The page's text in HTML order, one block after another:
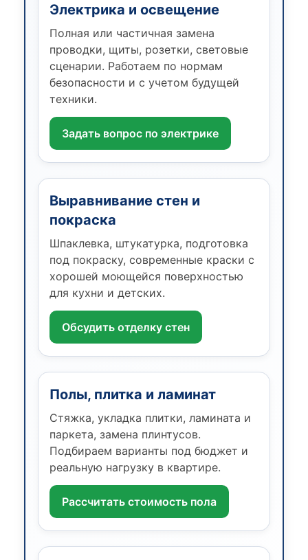
Электрика и освещение
Полная или частичная замена
проводки, щиты, розетки, световые
сценарии. Работаем по нормам
безопасности и с учетом будущей
техники.
Задать вопрос по электрике
Выравнивание стен и
покраска
Шпаклевка, штукатурка, подготовка
под покраску, современные краски с
хорошей моющейся поверхностью
для кухни и детских.
Обсудить отделку стен
Полы, плитка и ламинат
Стяжка, укладка плитки, ламината и
паркета, замена плинтусов.
Подбираем варианты под бюджет и
реальную нагрузку в квартире.
Рассчитать стоимость пола